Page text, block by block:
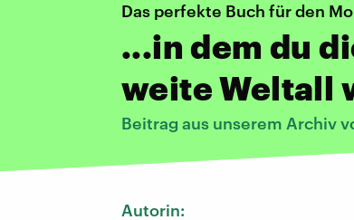
Das perfekte Buch für den
...in dem du
weite Weltall
Beitrag aus unserem Archiv
Autorin: